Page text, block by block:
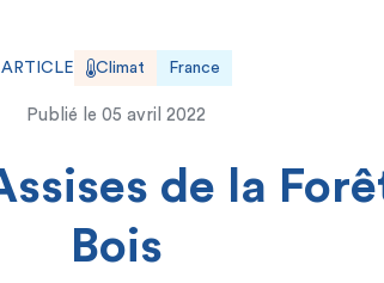
ARTICLE Climat France
Publié le 05 avril 2022
de la
Bois